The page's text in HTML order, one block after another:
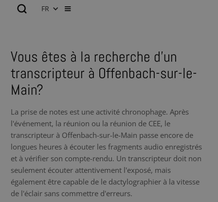
FR
Vous êtes à la recherche d’un
transcripteur à Offenbach-sur-le-
Main?
La prise de notes est une activité chronophage. Après
l'événement, la réunion ou la réunion de CEE, le
transcripteur à Offenbach-sur-le-Main passe encore de
longues heures à écouter les fragments audio enregistrés
et à vérifier son compte-rendu. Un transcripteur doit non
seulement écouter attentivement l'exposé, mais
également être capable de le dactylographier à la vitesse
de l'éclair sans commettre d'erreurs.